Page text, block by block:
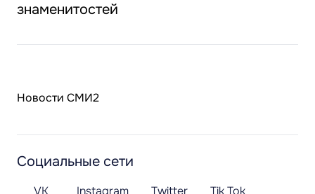
знаменитостей
Новости СМИ2
Социальные сети